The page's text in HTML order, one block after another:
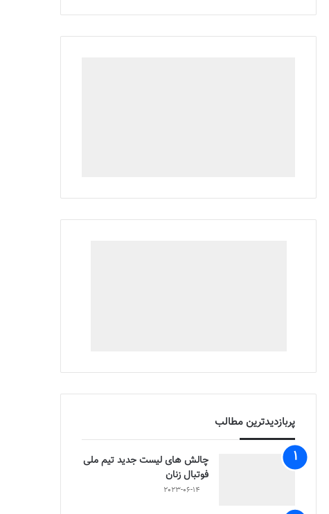
پربازدیدترین مطالب
چالش هاى ليست جدید تيم ملى
فوتبال زنان
2023-06-14